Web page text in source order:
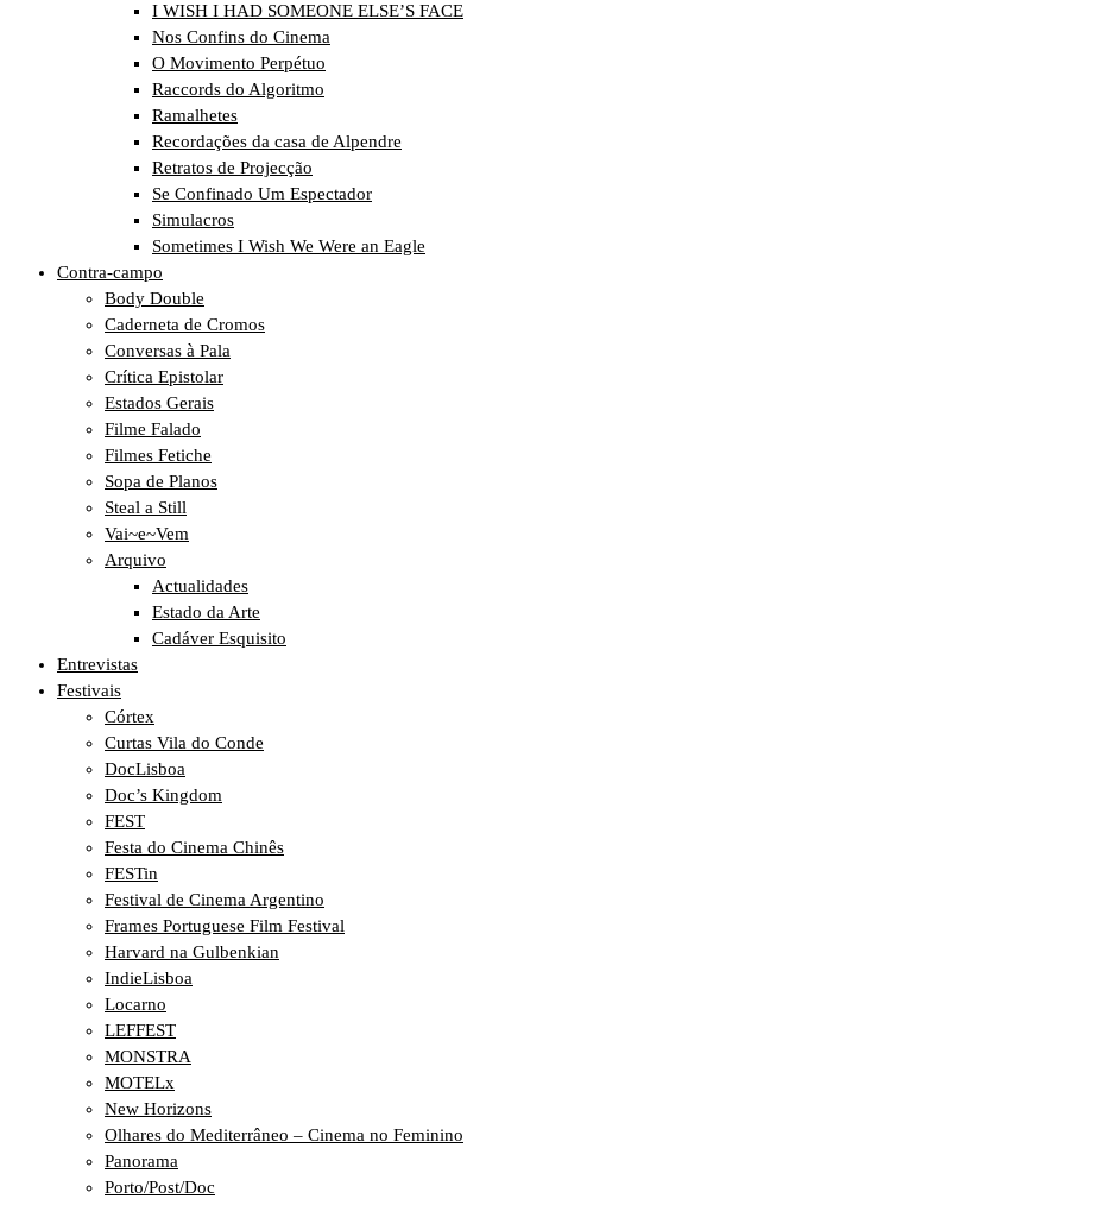
I WISH I HAD SOMEONE ELSE’S FACE
Nos Confins do Cinema
O Movimento Perpétuo
Raccords do Algoritmo
Ramalhetes
Recordações da casa de Alpendre
Retratos de Projecção
Se Confinado Um Espectador
Simulacros
Sometimes I Wish We Were an Eagle
Contra-campo
Body Double
Caderneta de Cromos
Conversas à Pala
Crítica Epistolar
Estados Gerais
Filme Falado
Filmes Fetiche
Sopa de Planos
Steal a Still
Vai~e~Vem
Arquivo
Actualidades
Estado da Arte
Cadáver Esquisito
Entrevistas
Festivais
Córtex
Curtas Vila do Conde
DocLisboa
Doc’s Kingdom
FEST
Festa do Cinema Chinês
FESTin
Festival de Cinema Argentino
Frames Portuguese Film Festival
Harvard na Gulbenkian
IndieLisboa
Locarno
LEFFEST
MONSTRA
MOTELx
New Horizons
Olhares do Mediterrâneo – Cinema no Feminino
Panorama
Porto/Post/Doc